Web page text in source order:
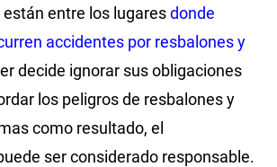
entre los lugaresdonde
accidentes por resbalones y
decide ignorar sus obligaciones
los peligros de resbalones y
como resultado, el
ser considerado responsable.